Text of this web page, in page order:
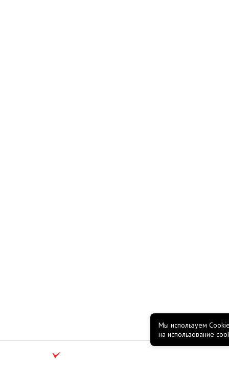
Мы используем
на использование